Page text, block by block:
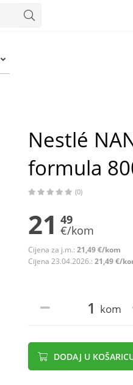
Nestlé
formula
(0)
21 49
€/kom
Cijena za j.m.: 21,49 €/kom
Cijena 23.04.2026.: 21,49 €/
kom
DODAJ U